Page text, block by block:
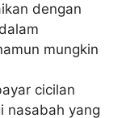
dengan
mungkin
cicilan
nasabah yang